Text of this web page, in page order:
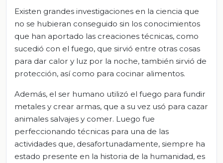
Existen grandes investigaciones en la ciencia que
no se hubieran conseguido sin los conocimientos
que han aportado las creaciones técnicas, como
sucedió con el fuego, que sirvió entre otras cosas
para dar calor y luz por la noche, también sirvió de
protección, así como para cocinar alimentos.
Además, el ser humano utilizó el fuego para fundir
metales y crear armas, que a su vez usó para cazar
animales salvajes y comer. Luego fue
perfeccionando técnicas para una de las
actividades que, desafortunadamente, siempre ha
estado presente en la historia de la humanidad, es